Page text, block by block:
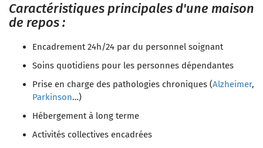
Caractéristiques principales d'une maison
de repos :
Encadrement 24h/24 par du personnel soignant
Soins quotidiens pour les personnes dépendantes
Prise en charge des pathologies chroniques (Alzheimer,
Parkinson…)
Hébergement à long terme
Activités collectives encadrées